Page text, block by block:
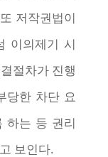
저작권법이
이의제기 시
절차가 진행
당한 차단 요
하는 등 권리
보인다.